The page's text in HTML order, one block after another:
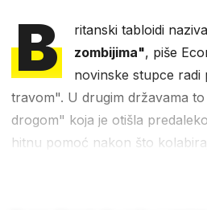
B ritanski tabloidi
zombijima", piše
novinske stupce
travom". U drugim državama
drogom" koja je otišla
hitnu pomoć nakon što